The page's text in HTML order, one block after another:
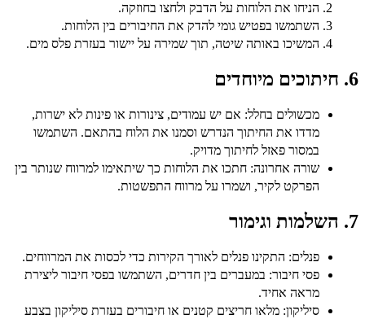
הניחו את הלוחות על הדבק ולחצו בחוזקה.
השתמשו בפטיש גומי להדק את החיבורים בין הלוחות.
המשיכו באותה שיטה, תוך שמירה על יישור בעזרת פלס מים.
6. חיתוכים מיוחדים
מכשולים בחלל: אם יש עמודים, צינורות או פינות לא ישרות,
מדדו את החיתוך הנדרש וסמנו את הלוח בהתאם. השתמשו
במסור פאזל לחיתוך מדויק.
שורה אחרונה: חתכו את הלוחות כך שיתאימו למרווח שנותר בין
הפרקט לקיר, ושמרו על מרווח התפשטות.
7. השלמות וגימור
פנלים: התקינו פנלים לאורך הקירות כדי לכסות את המרווחים.
פסי חיבור: במעברים בין חדרים, השתמשו בפסי חיבור ליצירת
מראה אחיד.
סיליקון: מלאו חריצים קטנים או חיבורים בעזרת סיליקון בצבע